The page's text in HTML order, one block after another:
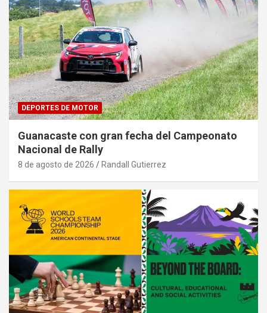
DEPORTES DE MOTOR
Guanacaste con gran fecha del Campeonato
Nacional de Rally
8 de agosto de 2026 Randall Gutierrez